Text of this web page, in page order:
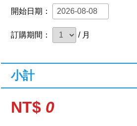
開始日期：
訂購期間： / 月
小計
NT$ 0